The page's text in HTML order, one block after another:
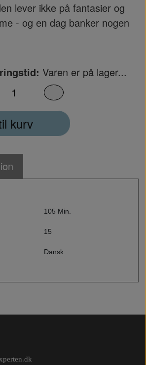
lever ikke på fantasier og
- og en dag banker nogen
Varen er på lager...
kurv
105 Min.
15
Dansk